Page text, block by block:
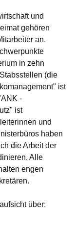
und
gehören
an.
in zehn
(die
ist
-
ist
und
haben
die Arbeit der
Alle
engen
über: